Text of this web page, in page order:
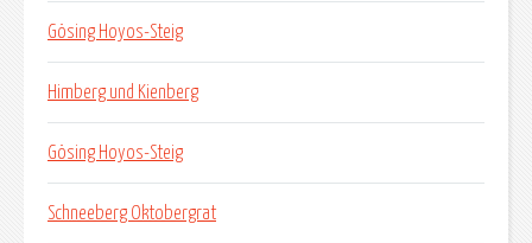
Gösing Hoyos-Steig
Himberg und Kienberg
Gösing Hoyos-Steig
Schneeberg Oktobergrat